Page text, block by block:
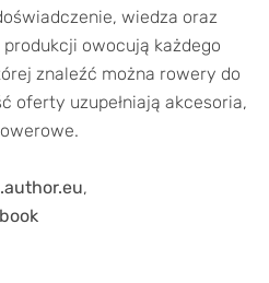
wiedza oraz
owocują każdego
znaleźć można rowery do
oferty uzupełniają akcesoria,
,